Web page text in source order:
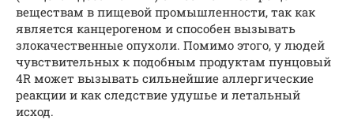
веществам в пищевой промышленности, так как
является канцерогеном и способен вызывать
злокачественные опухоли. Помимо этого, у людей
чувствительных к подобным продуктам пунцовый
4R может вызывать сильнейшие аллергические
реакции и как следствие удушье и летальный
исход.